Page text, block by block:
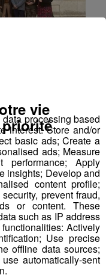
de
avait qu’un pas
processing based
interest: Store and/or
basic ads; Create a
ads; Measure
performance; Apply
insights; Develop and
content profile;
prevent fraud,
or content. These
such as IP address
Actively
Use precise
offline data sources;
automatically-sent
vie